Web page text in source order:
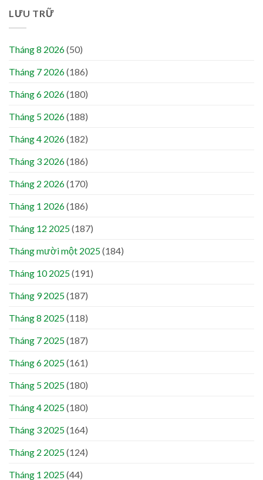
LƯU TRỮ
Tháng 8 2026(50)
Tháng 7 2026(186)
Tháng 6 2026(180)
Tháng 5 2026(188)
Tháng 4 2026(182)
Tháng 3 2026(186)
Tháng 2 2026(170)
Tháng 1 2026(186)
Tháng 12 2025(187)
Tháng mười một 2025(184)
Tháng 10 2025(191)
Tháng 9 2025(187)
Tháng 8 2025(118)
Tháng 7 2025(187)
Tháng 6 2025(161)
Tháng 5 2025(180)
Tháng 4 2025(180)
Tháng 3 2025(164)
Tháng 2 2025(124)
Tháng 1 2025(44)